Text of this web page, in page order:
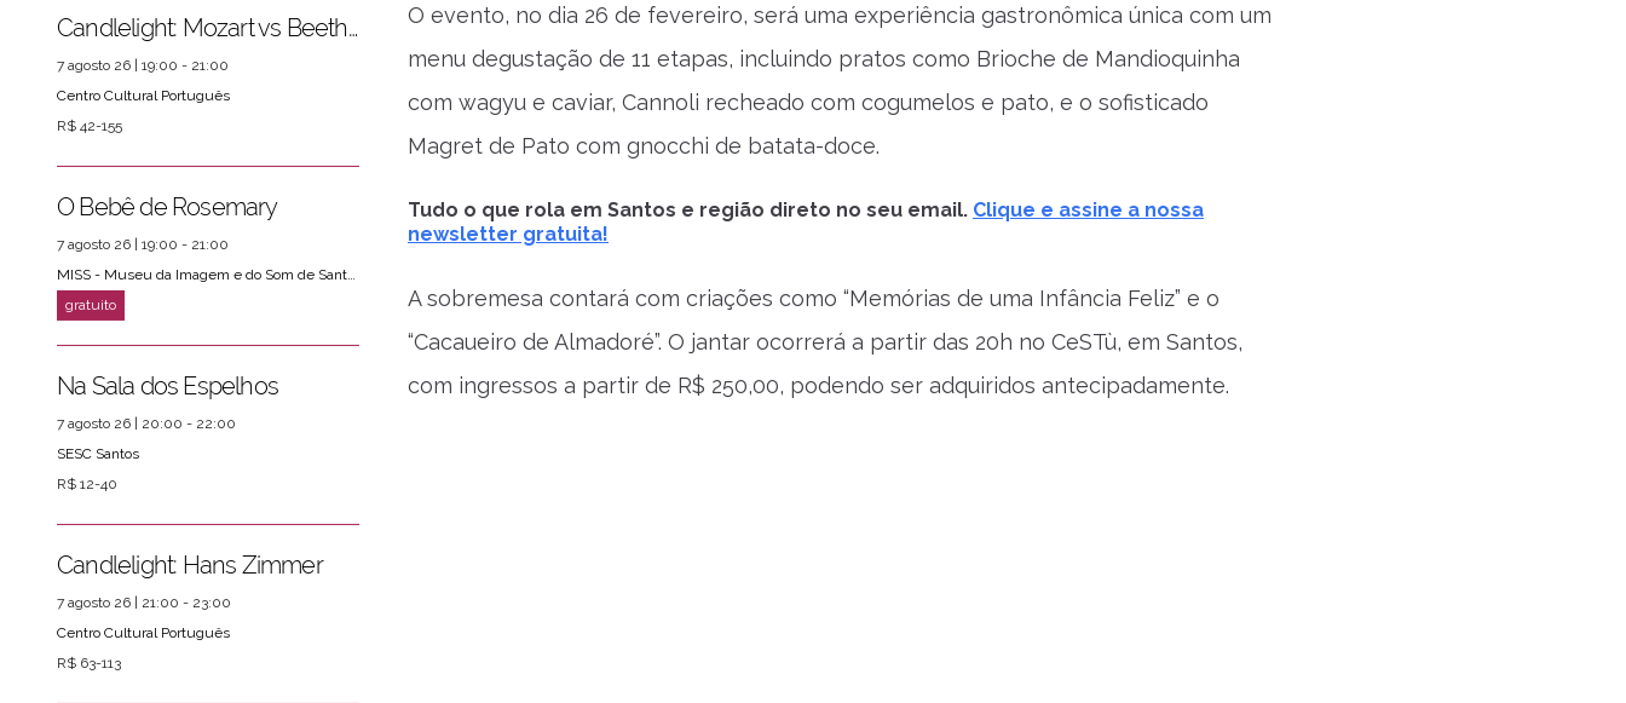
O evento, no dia 26 de fevereiro, será uma experiência gastronômica única com um
menu degustação de 11 etapas, incluindo pratos como Brioche de Mandioquinha
com wagyu e caviar, Cannoli recheado com cogumelos e pato, e o sofisticado
Magret de Pato com gnocchi de batata-doce.
Tudo o que rola em Santos e região direto no seu email. Clique e assine a nossa
newsletter gratuita!
A sobremesa contará com criações como “Memórias de uma Infância Feliz” e o
“Cacaueiro de Almadoré”. O jantar ocorrerá a partir das 20h no CeSTù, em Santos,
com ingressos a partir de R$ 250,00, podendo ser adquiridos antecipadamente.
ver mais
Candlelight: Mozart vs Beethoven
7 agosto 26 | 19:00 - 21:00
Centro Cultural Português
R$ 42-155
O Bebê de Rosemary
7 agosto 26 | 19:00 - 21:00
MISS - Museu da Imagem e do Som de Santos
Na Sala dos Espelhos
7 agosto 26 | 20:00 - 22:00
SESC Santos
R$ 12-40
Candlelight: Hans Zimmer
7 agosto 26 | 21:00 - 23:00
Centro Cultural Português
R$ 63-113